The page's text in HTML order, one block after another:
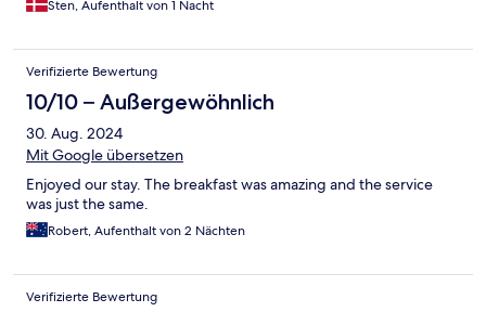
Sten, Aufenthalt von 1 Nacht
Verifizierte Bewertung
10/10 – Außergewöhnlich
30. Aug. 2024
Mit Google übersetzen
Enjoyed our stay. The breakfast was amazing and the service
was just the same.
Robert, Aufenthalt von 2 Nächten
Verifizierte Bewertung